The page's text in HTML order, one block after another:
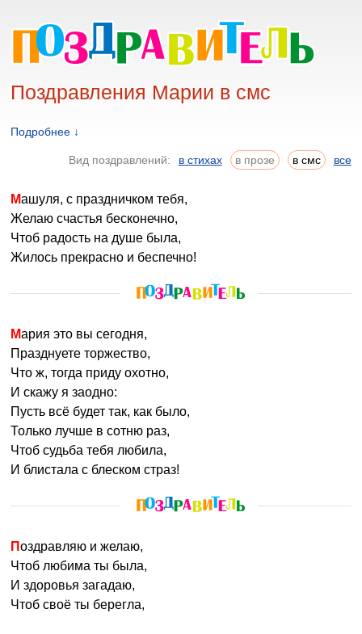
Поздравления Марии в смс
Подробнее ↓
Вид поздравлений: в стихах в прозе в смс все
Машуля, с праздничком тебя,
Желаю счастья бесконечно,
Чтоб радость на душе была,
Жилось прекрасно и беспечно!
Мария это вы сегодня,
Празднуете торжество,
Что ж, тогда приду охотно,
И скажу я заодно:
Пусть всё будет так, как было,
Только лучше в сотню раз,
Чтоб судьба тебя любила,
И блистала с блеском страз!
Поздравляю и желаю,
Чтоб любима ты была,
И здоровья загадаю,
Чтоб своё ты берегла,